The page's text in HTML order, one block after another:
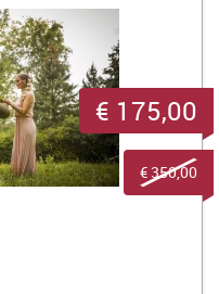
€ 175,00
€ 350,00